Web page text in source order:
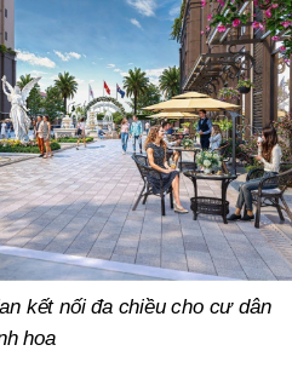
kết nối đa chiều cho cư dân
hoa